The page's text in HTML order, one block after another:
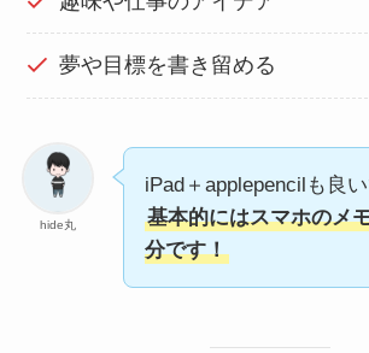
夢や目標を書き留める
hide丸
iPad＋applepencilも良い
基本的にはスマホのメ
分です！